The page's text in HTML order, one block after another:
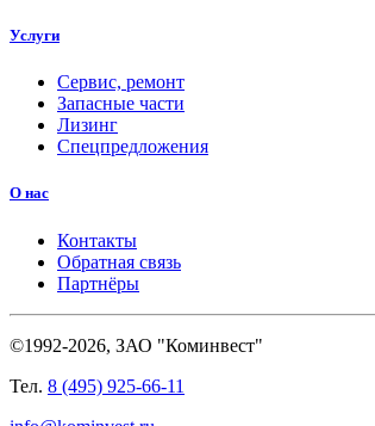
Услуги
Сервис, ремонт
Запасные части
Лизинг
Спецпредложения
О нас
Контакты
Обратная связь
Партнёры
©1992-2026, ЗАО "Коминвест"
Тел. 8 (495) 925-66-11